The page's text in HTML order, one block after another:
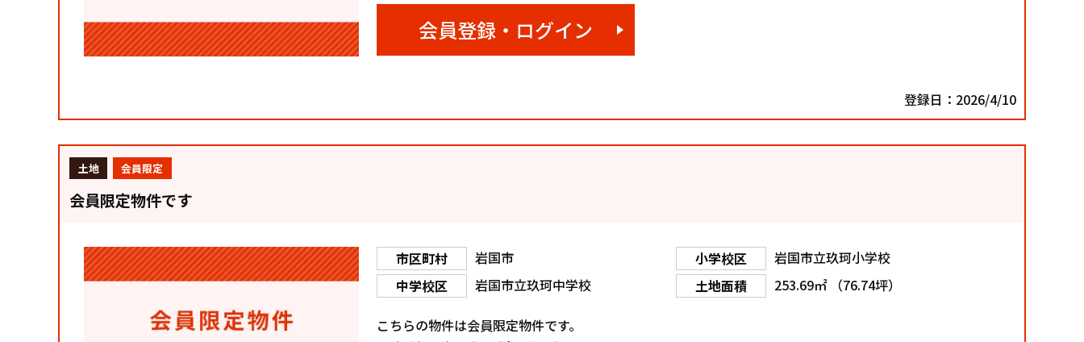
会員登録・ログイン
登録日：2026/4/10
土地 会員限定
会員限定物件です
市区町村 岩国市 小学校区
岩国市立玖珂小学校
中学校区
岩国市立玖珂中学校 土地面積 253.69㎡ （76.74坪）
こちらの物件は会員限定物件です。